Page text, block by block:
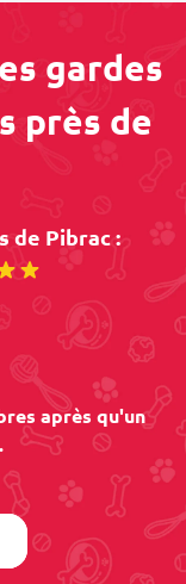
gardes
près de
de Pibrac :
après qu'un